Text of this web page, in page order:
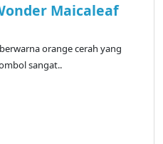
Maicaleaf
orange cerah yang
sangat..